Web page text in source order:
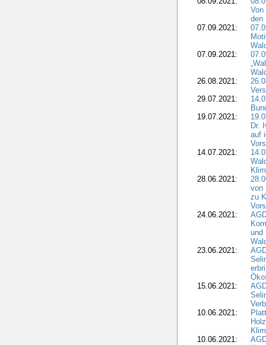
den
07.09.2021:
07.09.2021:
26.08.2021:
29.07.2021:
19.07.2021:
Dr.
auf
14.07.2021:
28.06.2021:
von
zu
24.06.2021:
und
23.06.2021:
15.06.2021:
10.06.2021:
10.06.2021: